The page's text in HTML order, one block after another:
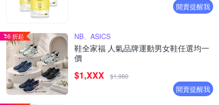
開賣提醒我
6 折起 NB、ASICS
鞋全家福 人氣品牌運動男女鞋任選均一
價
$1,XXX $1,980
開賣提醒我